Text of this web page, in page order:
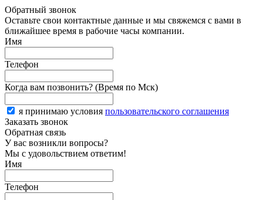
Обратный звонок
Оставьте свои контактные данные и мы свяжемся с вами в
ближайшее время в рабочие часы компании.
Имя
Телефон
Когда вам позвонить? (Время по Мск)
я принимаю условия пользовательского соглашения
Заказать звонок
Обратная связь
У вас возникли вопросы?
Мы с удовольствием ответим!
Имя
Телефон